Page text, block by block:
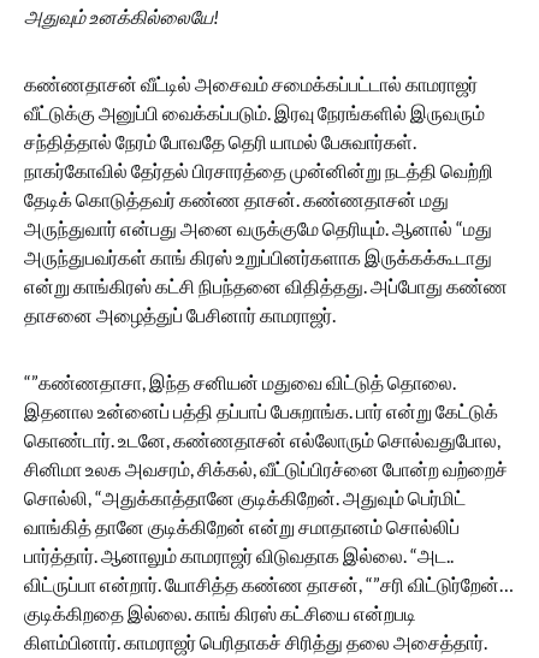
அதுவும் உனக்கில்லையே!
கண்ணதாசன் வீட்டில் அசைவம் சமைக்கப்பட்டால் காமராஜர்
வீட்டுக்கு அனுப்பி வைக்கப்படும். இரவு நேரங்களில் இருவரும்
சந்தித்தால் நேரம் போவதே தெரி யாமல் பேசுவார்கள்.
நாகர்கோவில் தேர்தல் பிரசாரத்தை முன்னின்று நடத்தி வெற்றி
தேடிக் கொடுத்தவர் கண்ண தாசன். கண்ணதாசன் மது
அருந்துவார் என்பது அனை வருக்குமே தெரியும். ஆனால் “மது
அருந்துபவர்கள் காங் கிரஸ் உறுப்பினர்களாக இருக்கக்கூடாது
என்று காங்கிரஸ் கட்சி நிபந்தனை விதித்தது. அப்போது கண்ண
தாசனை அழைத்துப் பேசினார் காமராஜர்.
“”கண்ணதாசா, இந்த சனியன் மதுவை விட்டுத் தொலை.
இதனால உன்னைப் பத்தி தப்பாப் பேசுறாங்க. பார் என்று கேட்டுக்
கொண்டார். உடனே, கண்ணதாசன் எல்லோரும் சொல்வதுபோல,
சினிமா உலக அவசரம், சிக்கல், வீட்டுப்பிரச்னை போன்ற வற்றைச்
சொல்லி, “அதுக்காத்தானே குடிக்கிறேன். அதுவும் பெர்மிட்
வாங்கித் தானே குடிக்கிறேன் என்று சமாதானம் சொல்லிப்
பார்த்தார். ஆனாலும் காமராஜர் விடுவதாக இல்லை. “அட..
விட்ருப்பா என்றார். யோசித்த கண்ண தாசன், “”சரி விட்டுர்றேன்…
குடிக்கிறதை இல்லை. காங் கிரஸ் கட்சியை என்றபடி
கிளம்பினார். காமராஜர் பெரிதாகச் சிரித்து தலை அசைத்தார்.